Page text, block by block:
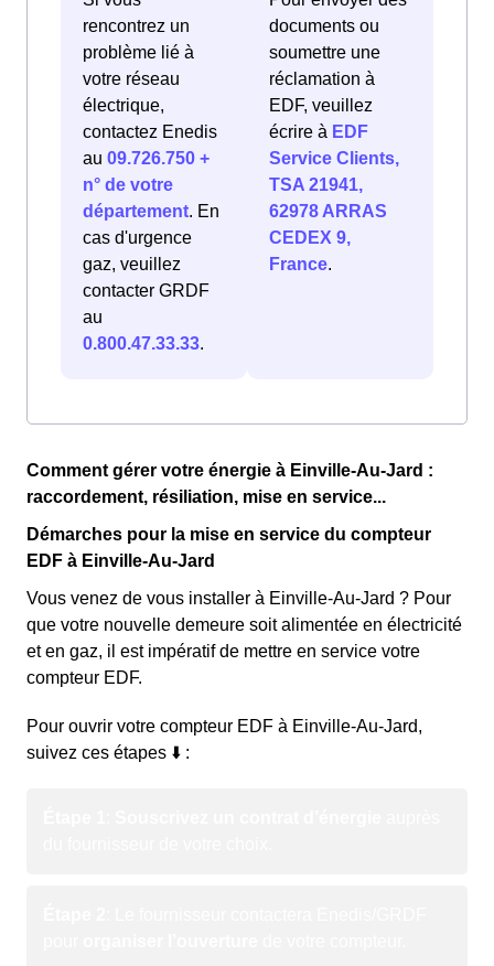
rencontrez un
problème lié à
votre réseau
électrique,
contactez Enedis
au 09.726.750 +
n° de votre
département. En
cas d'urgence
gaz, veuillez
contacter GRDF
au
0.800.47.33.33.
documents ou
soumettre une
réclamation à
EDF, veuillez
écrire à EDF
Service Clients,
TSA 21941,
62978 ARRAS
CEDEX 9,
France.
Comment gérer votre énergie à Einville-Au-Jard :
raccordement, résiliation, mise en service...
Démarches pour la mise en service du compteur
EDF à Einville-Au-Jard
Vous venez de vous installer à Einville-Au-Jard ? Pour
que votre nouvelle demeure soit alimentée en électricité
et en gaz, il est impératif de mettre en service votre
compteur EDF.
Pour ouvrir votre compteur EDF à Einville-Au-Jard,
suivez ces étapes ⬇️ :